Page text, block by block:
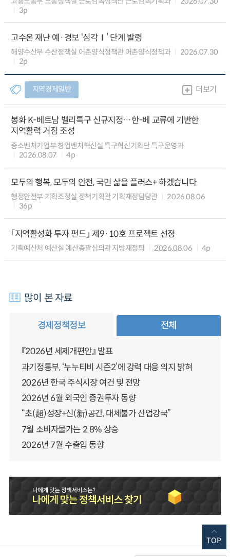
3p
고수온 재난 예·경보 ‘심각Ⅰ’ 단계 발령
해양수산부 수산정책실 어촌양식정책관 어촌양식정책과
2026.07.30
2p
지역경제일반 더보기
봉화 K-베트남 밸리특구 신규지정…한-베 교류에 기반한
지역활력 거점 조성
중소벤처기업부 창업벤처혁신실 특구혁신기획단 특구운영과
2026.08.07
4p
모두의 행복, 모두의 안전, 국민 삶을 플러스+ 하겠습니다.
행정안전부 기획조정실 정책기획관 기획재정담당관
2026.08.06
36p
「지역활성화 투자 펀드」 제9·10호 프로젝트 선정
기획예산처 예산실 예산총괄심의관 지방재정팀 2026.08.06 4p
많이 본 자료
경제정책정보 전체
『2026년 세제개편안』 발표
과기정통부, ‘누누티비 시즌2’에 강력 대응 의지 밝혀
2026년 한국 주식시장 여건 및 전망
2026년 6월 외국인 증권투자 동향
“초(超)성장+신(新)공간, 대체불가 산업강국”
7월 소비자물가는 2.8% 상승
2026년 7월 수출입 동향
TOP